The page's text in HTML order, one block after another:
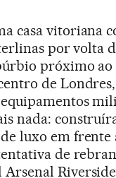
casa vitoriana
por volta
próximo ao
de
nada:
luxo em frente
de
Arsenal